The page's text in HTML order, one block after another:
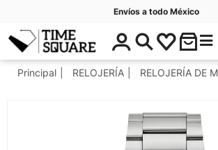
Envíos a todo México
Timesquare
$
0
.
C
t
o
r
í
Principal RELOJERÍA RELOJERÍA DE